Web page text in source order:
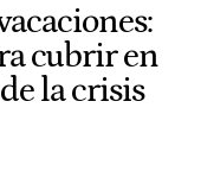
cubrir en
la crisis